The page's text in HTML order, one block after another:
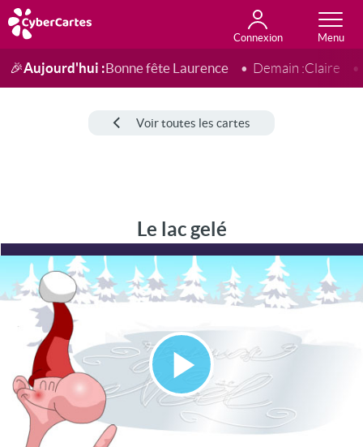
Connexion
Anniversaire
Fête du jour
Amour
Amitié
Merci
Toutes les cartes
🎉Aujourd'hui :Bonne fête Laurence Demain :Claire
Voir toutes les cartes
Le lac gelé
Lire